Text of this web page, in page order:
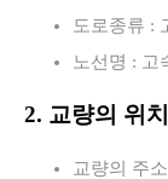
도로종류 :
노선명 : 고
2. 교량의 위치
교량의 주